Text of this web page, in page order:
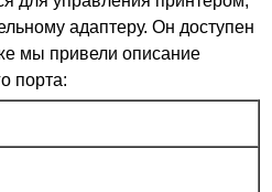
адаптеру. Он доступен
мы привели описание
порта: